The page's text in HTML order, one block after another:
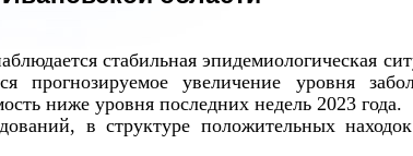
стабильная эпидемиологическая
прогнозируемое увеличение уровня
ниже уровня последних недель 2023 года.
в структуре положительных